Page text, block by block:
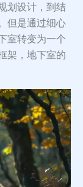
划设计，到结
但是通过细心
室转变为一个
架，地下室的